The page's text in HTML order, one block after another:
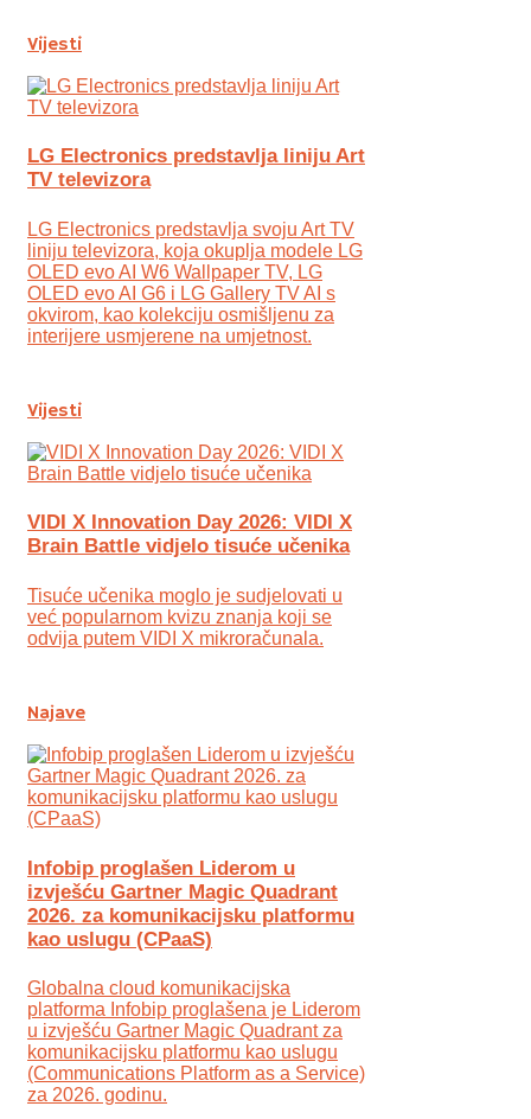
Vijesti
LG Electronics predstavlja liniju Art
TV televizora
LG Electronics predstavlja svoju Art TV
liniju televizora, koja okuplja modele LG
OLED evo AI W6 Wallpaper TV, LG
OLED evo AI G6 i LG Gallery TV AI s
okvirom, kao kolekciju osmišljenu za
interijere usmjerene na umjetnost.
Vijesti
VIDI X Innovation Day 2026: VIDI X
Brain Battle vidjelo tisuće učenika
Tisuće učenika moglo je sudjelovati u
već popularnom kvizu znanja koji se
odvija putem VIDI X mikroračunala.
Najave
Infobip proglašen Liderom u
izvješću Gartner Magic Quadrant
2026. za komunikacijsku platformu
kao uslugu (CPaaS)
Globalna cloud komunikacijska
platforma Infobip proglašena je Liderom
u izvješću Gartner Magic Quadrant za
komunikacijsku platformu kao uslugu
(Communications Platform as a Service)
za 2026. godinu.